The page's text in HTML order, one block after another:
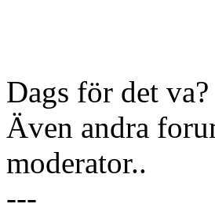
Dags för det va?
Även andra
moderator..
---